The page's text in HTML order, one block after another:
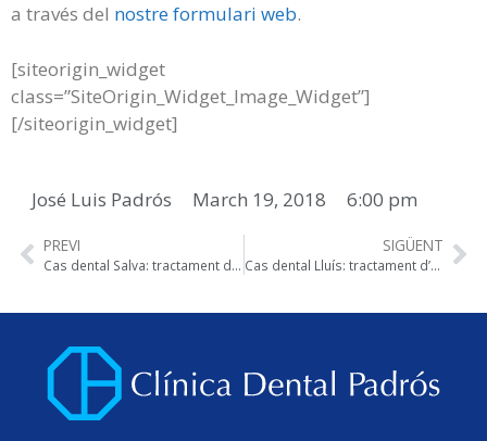
a través del nostre formulari web.
[siteorigin_widget
class=”SiteOrigin_Widget_Image_Widget”]
[/siteorigin_widget]
José Luis Padrós March 19, 2018 6:00 pm
PREVI
Cas dental Salva: tractament de genives retretes Pinhole
SIGÜENT
Cas dental Lluís: tractament d’ortodòncia i carilles de porcellana